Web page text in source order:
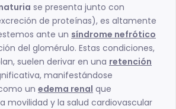
se presenta junto con
de proteínas), es altamente
ante un síndrome nefrótico
del glomérulo. Estas condiciones,
suelen derivar en una retención
manifestándose
un edema renal que
movilidad y la salud cardiovascular